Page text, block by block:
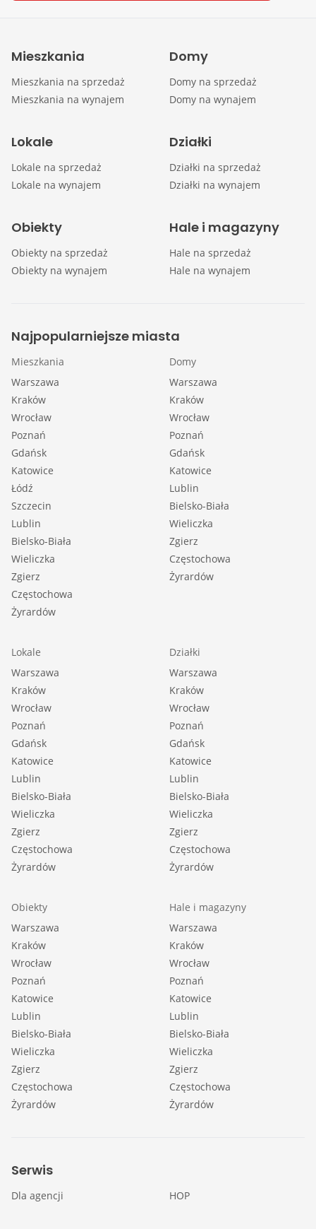
Mieszkania
Mieszkania na sprzedaż
Mieszkania na wynajem
Domy
Domy na sprzedaż
Domy na wynajem
Lokale
Lokale na sprzedaż
Lokale na wynajem
Działki
Działki na sprzedaż
Działki na wynajem
Obiekty
Obiekty na sprzedaż
Obiekty na wynajem
Hale i magazyny
Hale na sprzedaż
Hale na wynajem
Najpopularniejsze miasta
Mieszkania
Warszawa
Kraków
Wrocław
Poznań
Gdańsk
Katowice
Łódź
Szczecin
Lublin
Bielsko-Biała
Wieliczka
Zgierz
Częstochowa
Żyrardów
Domy
Warszawa
Kraków
Wrocław
Poznań
Gdańsk
Katowice
Lublin
Bielsko-Biała
Wieliczka
Zgierz
Częstochowa
Żyrardów
Lokale
Warszawa
Kraków
Wrocław
Poznań
Gdańsk
Katowice
Lublin
Bielsko-Biała
Wieliczka
Zgierz
Częstochowa
Żyrardów
Działki
Warszawa
Kraków
Wrocław
Poznań
Gdańsk
Katowice
Lublin
Bielsko-Biała
Wieliczka
Zgierz
Częstochowa
Żyrardów
Obiekty
Warszawa
Kraków
Wrocław
Poznań
Katowice
Lublin
Bielsko-Biała
Wieliczka
Zgierz
Częstochowa
Żyrardów
Hale i magazyny
Warszawa
Kraków
Wrocław
Poznań
Katowice
Lublin
Bielsko-Biała
Wieliczka
Zgierz
Częstochowa
Żyrardów
Serwis
Dla agencji HOP